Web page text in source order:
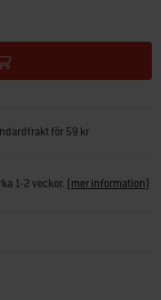
för 59 kr
1-2 veckor. (mer information)